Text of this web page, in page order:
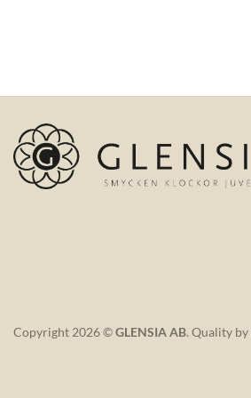
Copyright 2026 ©GLENSIA AB. Quality by